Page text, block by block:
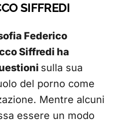
SIFFREDI
Federico
Siffredi ha
sulla sua
del porno come
Mentre alcuni
essere un modo